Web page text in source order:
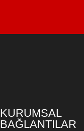
KURUMSAL
BAĞLANTILAR